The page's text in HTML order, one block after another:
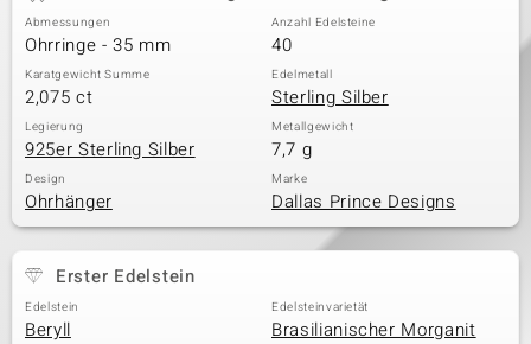
Abmessungen
Ohrringe - 35 mm
Anzahl Edelsteine
40
Karatgewicht Summe
2,075 ct
Edelmetall
Sterling Silber
Legierung
925er Sterling Silber
Metallgewicht
7,7 g
Design
Ohrhänger
Marke
Dallas Prince Designs
Erster Edelstein
Edelstein
Beryll
Edelsteinvarietät
Brasilianischer Morganit